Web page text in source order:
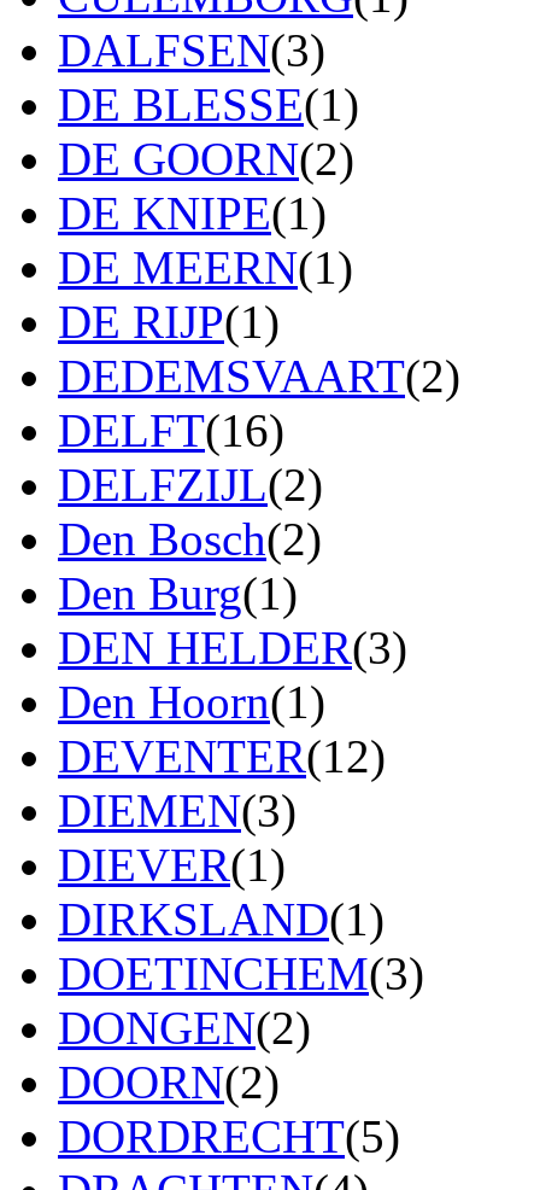
DALFSEN(3)
DE BLESSE(1)
DE GOORN(2)
DE KNIPE(1)
DE MEERN(1)
DE RIJP(1)
DEDEMSVAART(2)
DELFT(16)
DELFZIJL(2)
Den Bosch(2)
Den Burg(1)
DEN HELDER(3)
Den Hoorn(1)
DEVENTER(12)
DIEMEN(3)
DIEVER(1)
DIRKSLAND(1)
DOETINCHEM(3)
DONGEN(2)
DOORN(2)
DORDRECHT(5)